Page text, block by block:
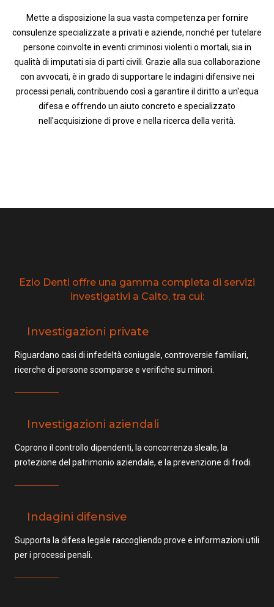
Mette a disposizione la sua vasta competenza per fornire
consulenze specializzate a privati e aziende, nonché per tutelare
persone coinvolte in eventi criminosi violenti o mortali, sia in
qualità di imputati sia di parti civili. Grazie alla sua collaborazione
con avvocati, è in grado di supportare le indagini difensive nei
processi penali, contribuendo così a garantire il diritto a un'equa
difesa e offrendo un aiuto concreto e specializzato
nell'acquisizione di prove e nella ricerca della verità.
Ezio Denti offre una gamma completa di servizi
investigativi a Calto, tra cui:
Investigazioni private
Riguardano casi di infedeltà coniugale, controversie familiari,
ricerche di persone scomparse e verifiche su minori.
Investigazioni aziendali
Coprono il controllo dipendenti, la concorrenza sleale, la
protezione del patrimonio aziendale, e la prevenzione di frodi.
Indagini difensive
Supporta la difesa legale raccogliendo prove e informazioni utili
per i processi penali.